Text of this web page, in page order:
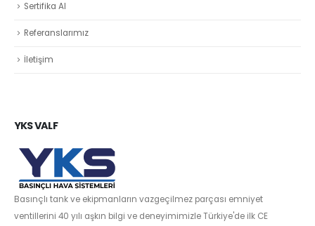
Sertifika Al
Referanslarımız
İletişim
YKS VALF
Basınçlı tank ve ekipmanların vazgeçilmez parçası emniyet
ventillerini 40 yılı aşkın bilgi ve deneyimimizle Türkiye'de ilk CE